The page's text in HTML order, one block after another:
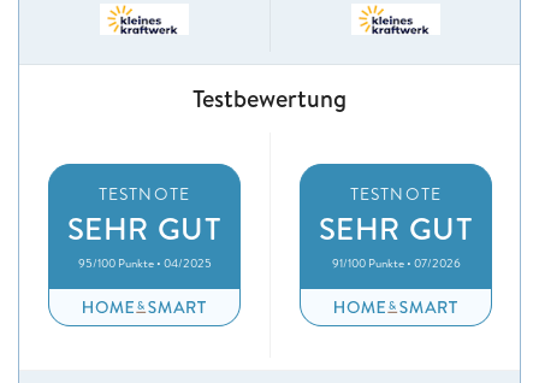
Testbewertung
TESTNOTE
SEHR GUT
95/100 Punkte • 04/2025
TESTNOTE
SEHR GUT
91/100 Punkte • 07/2026